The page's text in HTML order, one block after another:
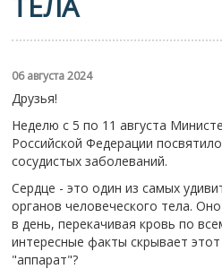
06 августа 2024
Друзья!
Неделю с 5 по 11 августа
Российской Федерации
сосудистых заболеваний.
Сердце - это один из самых
органов человеческого тела.
в день, перекачивая кровь по
интересные факты скрывает
"аппарат"?